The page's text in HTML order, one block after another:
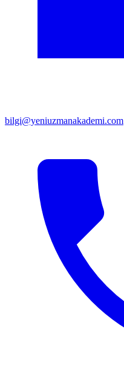
bilgi@yeniuzmanakademi.com